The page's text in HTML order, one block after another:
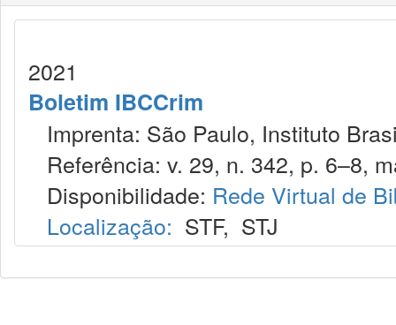
2021
Boletim IBCCrim
Imprenta: São Paulo, Instituto
Referência: v. 29, n. 342, p. 6–8,
Disponibilidade: Rede Virtual de
Localização: STF, STJ